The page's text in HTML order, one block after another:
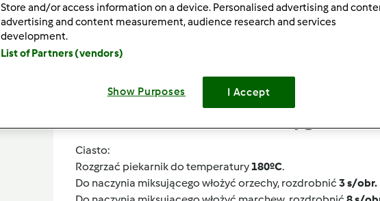
Ciasto:
Rozgrzać piekarnik do temperatury 180ºC.
Do naczynia miksującego włożyć orzechy, rozdrobnić 3 s/obr.
Store and/or access information on a device. Personalised advertising and
advertising and content measurement, audience research and services
development.
List of Partners (vendors)
Show Purposes I Accept